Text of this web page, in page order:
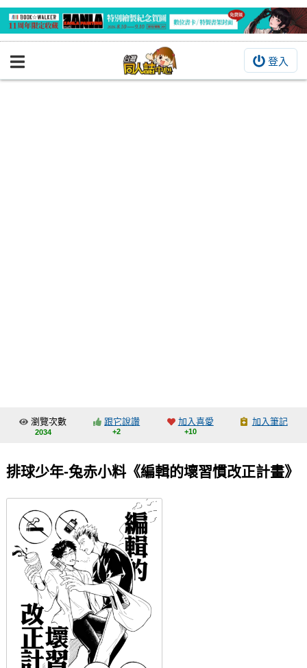
登入
BOOKY書集倉庫
交流中心
會員功能選單
註冊會員
登入
瀏覽次數
2034
跟它說讚
+2
加入喜愛
+10
加入筆記
排球少年-兔赤小料《編輯的壞習慣改正計畫》